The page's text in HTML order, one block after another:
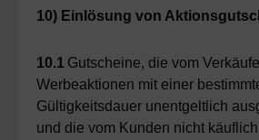
10) Einlösung von
10.1 Gutscheine, die vom
Werbeaktionen mit einer
Gültigkeitsdauer unentgeltlich
und die vom Kunden nicht